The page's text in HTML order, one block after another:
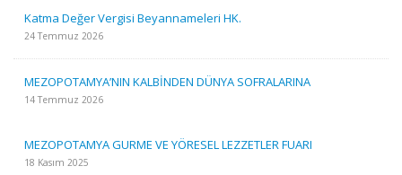
Katma Değer Vergisi Beyannameleri HK.
24 Temmuz 2026
MEZOPOTAMYA’NIN KALBİNDEN DÜNYA SOFRALARINA
14 Temmuz 2026
MEZOPOTAMYA GURME VE YÖRESEL LEZZETLER FUARI
18 Kasım 2025